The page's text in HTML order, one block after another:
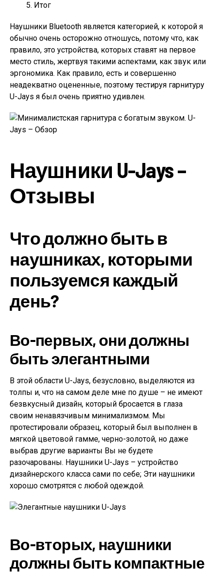
Итог
Наушники Bluetooth является категорией, к которой я
обычно очень осторожно отношусь, потому что, как
правило, это устройства, которых ставят на первое
место стиль, жертвуя такими аспектами, как звук или
эргономика. Как правило, есть и совершенно
неадекватно оцененные, поэтому тестируя гарнитуру
U-Jays я был очень приятно удивлен.
Наушники U-Jays –
Отзывы
Что должно быть в
наушниках, которыми
пользуемся каждый
день?
Во-первых, они должны
быть элегантными
В этой области U-Jays, безусловно, выделяются из
толпы и, что на самом деле мне по душе – не имеют
безвкусный дизайн, который бросается в глаза
своим ненавязчивым минимализмом. Мы
протестировали образец, который был выполнен в
мягкой цветовой гамме, черно-золотой, но даже
выбрав другие варианты Вы не будете
разочарованы. Наушники U-Jays – устройство
дизайнерского класса сами по себе; Эти наушники
хорошо смотрятся с любой одеждой.
Во-вторых, наушники
должны быть компактные